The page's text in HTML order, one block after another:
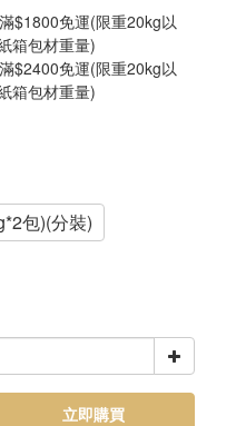
$1800免運(限重20kg以
箱包材重量)
$2400免運(限重20kg以
箱包材重量)
包)(分裝)
立即購買